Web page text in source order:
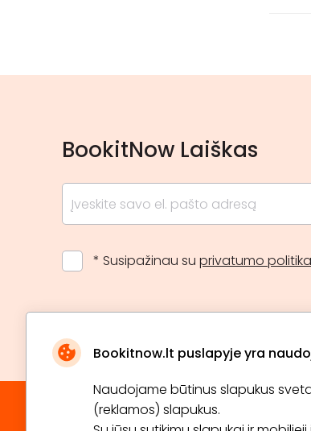
Bookitnow.lt puslapyje yra
Naudojame būtinus slapukus
(reklamos) slapukus.
BookitNow Laiškas
* Susipažinau su privatumo politika